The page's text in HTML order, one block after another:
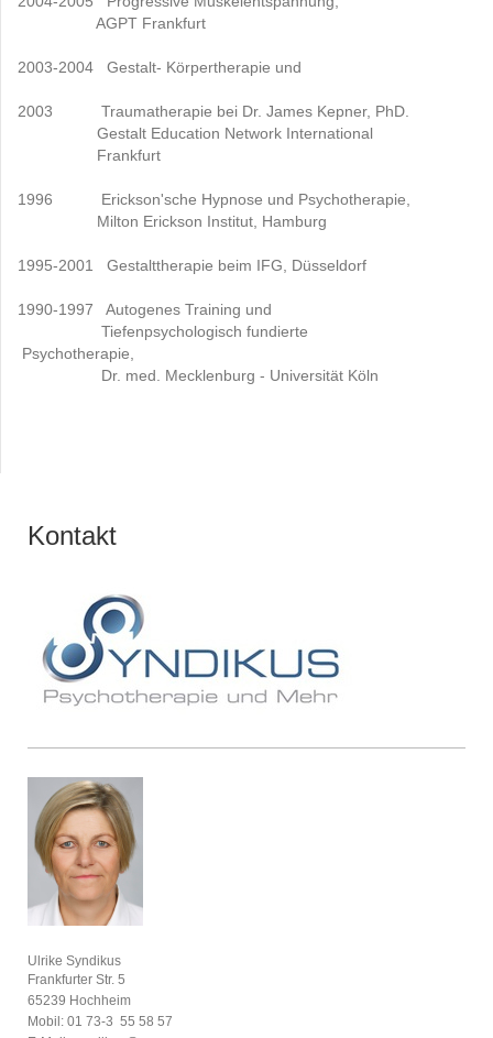
AGPT Frankfurt
2003-2004 Gestalt- Körpertherapie und
2003 Traumatherapie bei Dr. James Kepner, PhD.
Gestalt Education Network International
Frankfurt
1996 Erickson'sche Hypnose und Psychotherapie,
Milton Erickson Institut, Hamburg
1995-2001 Gestalttherapie beim IFG, Düsseldorf
1990-1997 Autogenes Training und
Tiefenpsychologisch fundierte
Psychotherapie,
Dr. med. Mecklenburg - Universität Köln
Kontakt
Ulrike Syndikus
Frankfurter Str. 5
65239 Hochheim
Mobil: 01 73-3 55 58 57